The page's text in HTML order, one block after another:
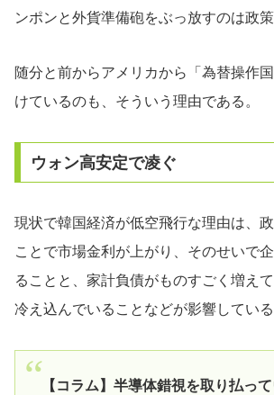
ンポンと外貨準備砲をぶっ放すのは政
随分と前からアメリカから「為替操作
けているのも、そういう理由である。
ウォン高安定で凌ぐ
現状で韓国経済が低空飛行な理由は、
ことで市場金利が上がり、そのせいで
ることと、家計負債がものすごく増え
冷え込んでいることなどが影響している
【コラム】半導体錯視を取り払っ